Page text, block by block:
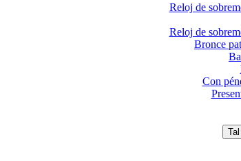
Reloj de
Reloj de
Bronce
Con